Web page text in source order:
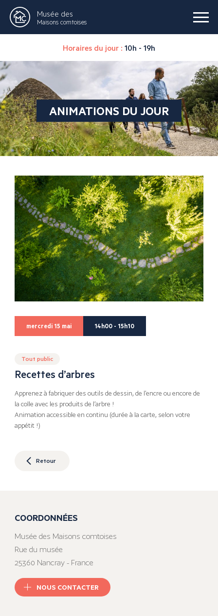
Musée des
Maisons comtoises
Horaires du jour : 10h - 19h
ANIMATIONS DU JOUR
mercredi 15 mai 14h00 - 15h10
Tout public
Recettes d’arbres
Apprenez à fabriquer des outils de dessin, de l’encre ou encore de
la colle avec les produits de l’arbre !
Animation accessible en continu (durée à la carte, selon votre
appétit !)
Retour
COORDONNÉES
Musée des Maisons comtoises
Rue du musée
25360 Nancray - France
NOUS CONTACTER